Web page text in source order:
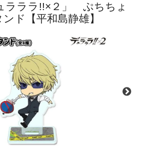
ラララ!!×２」 ぷちちょ
ド【平和島静雄】